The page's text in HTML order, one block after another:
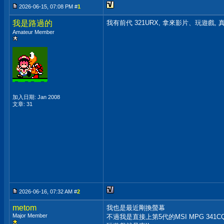
2026-06-15, 07:08 PM #1
我是路過的
Amateur Member
加入日期: Jan 2008
文章: 31
我有前代 321URX, 拿來影片、玩遊戲,
2026-06-16, 07:32 AM #2
metom
Major Member
我也是最近剛換螢幕
不過我是直接上第5代的MSI MPG